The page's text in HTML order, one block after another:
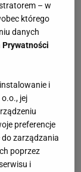
– w
którego
danych
i
jej
preferencje
zarządzania
poprzez
i